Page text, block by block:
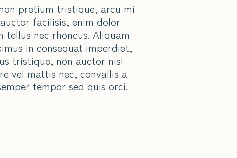
pretium tristique, arcu mi
facilisis, enim dolor
tellus nec rhoncus. Aliquam
in consequat imperdiet,
tristique, non auctor nisl
vel mattis nec, convallis a
tempor sed quis orci.